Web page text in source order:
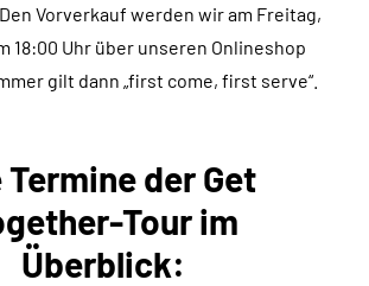
Vorverkauf werden wir am Freitag,
18:00 Uhr über unseren Onlineshop
gilt dann „first come, first serve“.
Termine der Get
Tour im
Überblick: